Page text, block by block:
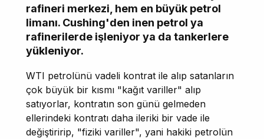
rafineri merkezi, hem en büyük petrol
limanı. Cushing'den inen petrol ya
rafinerilerde işleniyor ya da tankerlere
yükleniyor.
WTI petrolünü vadeli kontrat ile alıp satanların
çok büyük bir kısmı "kağıt variller" alıp
satıyorlar, kontratın son günü gelmeden
ellerindeki kontratı daha ileriki bir vade ile
değiştiririp, "fiziki variller", yani hakiki petrolün